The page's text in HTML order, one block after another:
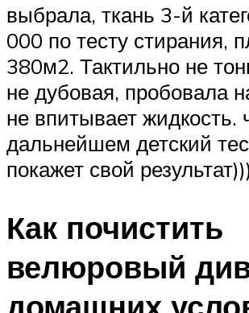
выбрала, ткань 3-й
000 по тесту стирания,
380м2. Тактильно не
не дубовая, пробовала
не впитывает жидкость.
дальнейшем детский
покажет свой результат)))
Как почистить
велюровый